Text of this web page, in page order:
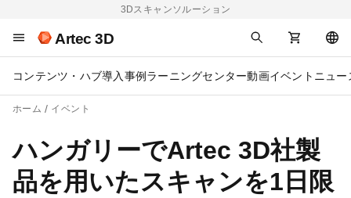
3Dスキャンソルーション
Artec 3D
コンテンツ・ハブ導入事例 ラーニングセンター動画イベント ニュー
ホーム イベント
ハンガリーでArtec 3D社製
品を用いたスキャンを1日限